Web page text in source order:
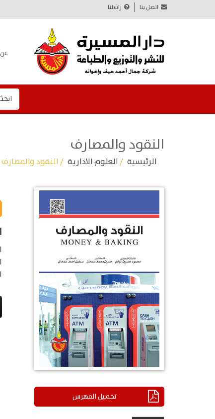
اتصل بنا راسلنا
عن
النقود والمصارف
الرئيسية /العلوم الادارية / النقود والمصارف
تحميل الفهرس